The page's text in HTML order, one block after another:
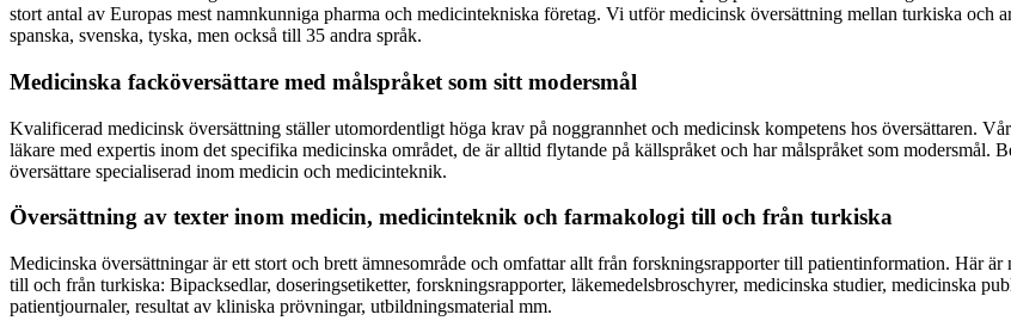
stort antal av Europas mest namnkunniga pharma och medicintekniska företag. Vi utför medicinsk översättning mellan turkiska och
spanska, svenska, tyska, men också till 35 andra språk.
Medicinska facköversättare med målspråket som sitt modersmål
Kvalificerad medicinsk översättning ställer utomordentligt höga krav på noggrannhet och medicinsk kompetens hos översättaren.
läkare med expertis inom det specifika medicinska området, de är alltid flytande på källspråket och har målspråket som modersmål.
översättare specialiserad inom medicin och medicinteknik.
Översättning av texter inom medicin, medicinteknik och farmakologi till och från turkiska
Medicinska översättningar är ett stort och brett ämnesområde och omfattar allt från forskningsrapporter till patientinformation. Här
till och från turkiska: Bipacksedlar, doseringsetiketter, forskningsrapporter, läkemedelsbroschyrer, medicinska studier, medicinska
patientjournaler, resultat av kliniska prövningar, utbildningsmaterial mm.